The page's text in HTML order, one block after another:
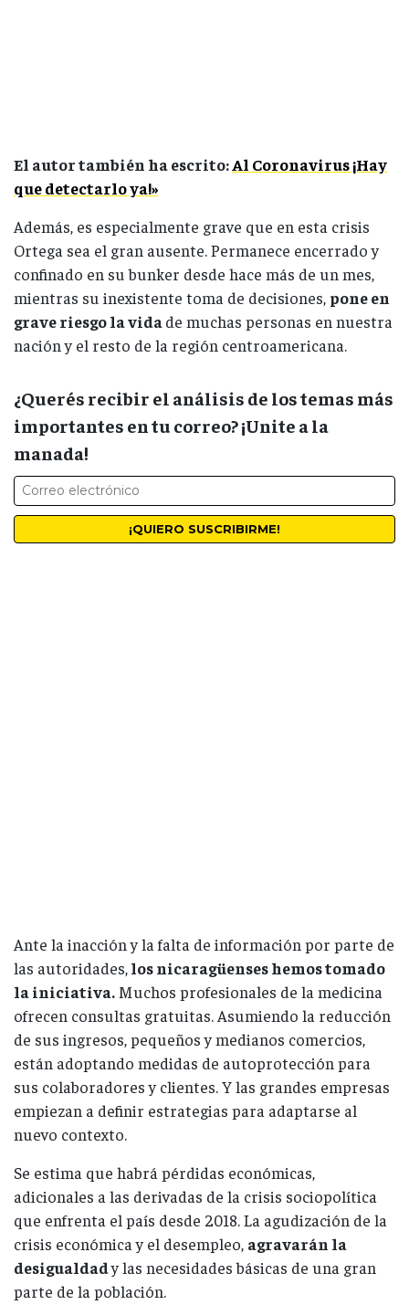
El autor también ha escrito:Al Coronavirus ¡Hay
que detectarlo ya!»
Además, es especialmente grave que en esta crisis
Ortega sea el gran ausente. Permanece encerrado y
confinado en su bunker desde hace más de un mes,
mientras su inexistente toma de decisiones, pone en
grave riesgo la vidade muchas personas en nuestra
nación y el resto de la región centroamericana.
¿Querés recibir el análisis de los temas más
importantes en tu correo? ¡Unite a la
manada!
Ante la inacción y la falta de información por parte de
las autoridades,los nicaragüenses hemos tomado
la iniciativa. Muchos profesionales de la medicina
ofrecen consultas gratuitas. Asumiendo la reducción
de sus ingresos, pequeños y medianos comercios,
están adoptando medidas de autoprotección para
sus colaboradores y clientes. Y las grandes empresas
empiezan a definir estrategias para adaptarse al
nuevo contexto.
Se estima que habrá pérdidas económicas,
adicionales a las derivadas de la crisis sociopolítica
que enfrenta el país desde 2018. La agudización de la
crisis económica y el desempleo, agravarán la
desigualdady las necesidades básicas de una gran
parte de la población.